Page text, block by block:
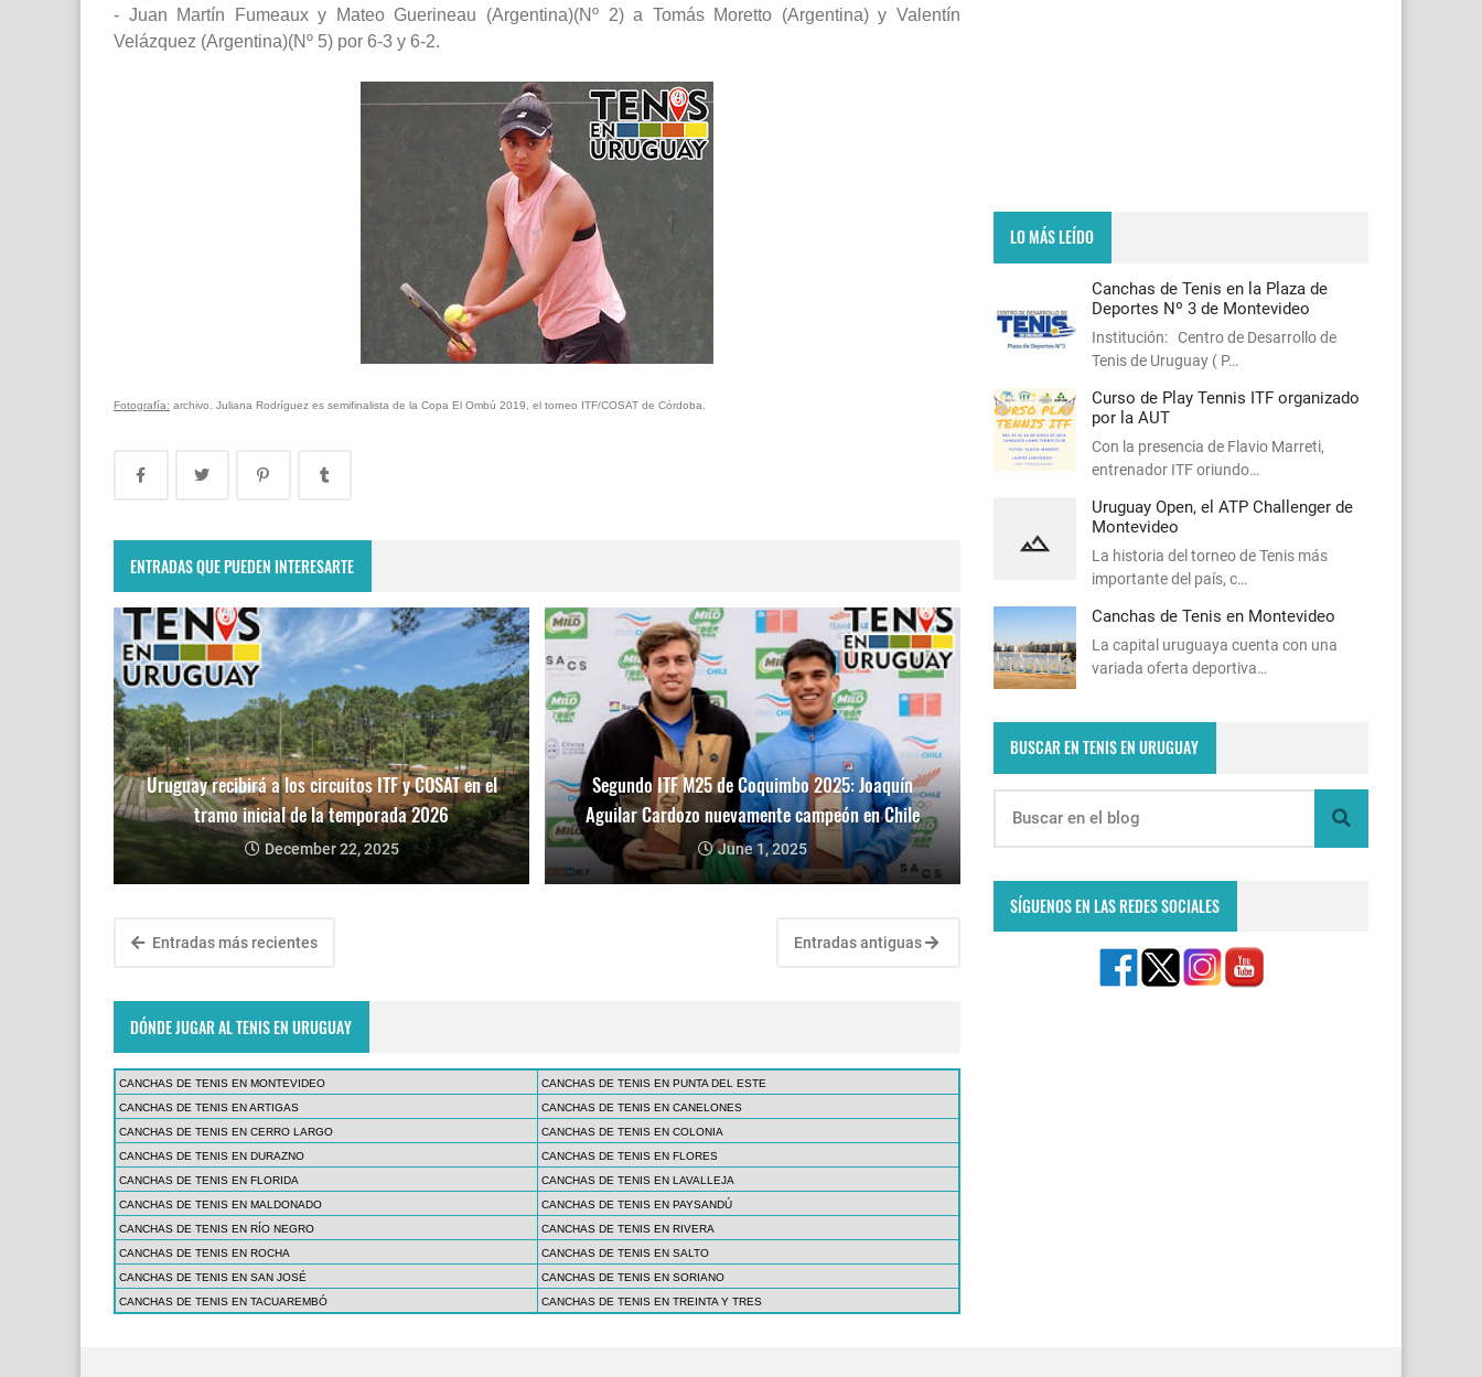
- Juan Martín Fumeaux y Mateo Guerineau (Argentina)(Nº 2) a Tomás Moretto (Argentina) y Valentín
Velázquez (Argentina)(Nº 5) por 6-3 y 6-2.
Fotografía: archivo. Juliana Rodríguez es semifinalista de la Copa El Ombú 2019, el torneo ITF/COSAT de Córdoba.
ENTRADAS QUE PUEDEN INTERESARTE
Uruguay recibirá a los circuitos ITF y COSAT en el
tramo inicial de la temporada 2026
December 22, 2025
Segundo ITF M25 de Coquimbo 2025: Joaquín
Aguilar Cardozo nuevamente campeón en Chile
June 1, 2025
Entradas más recientes Entradas antiguas
DÓNDE JUGAR AL TENIS EN URUGUAY
CANCHAS DE TENIS EN MONTEVIDEO
CANCHAS DE TENIS EN PUNTA DEL ESTE
CANCHAS DE TENIS EN ARTIGAS
CANCHAS DE TENIS EN CANELONES
CANCHAS DE TENIS EN CERRO LARGO
CANCHAS DE TENIS EN COLONIA
CANCHAS DE TENIS EN DURAZNO
CANCHAS DE TENIS EN FLORES
CANCHAS DE TENIS EN FLORIDA
CANCHAS DE TENIS EN LAVALLEJA
CANCHAS DE TENIS EN MALDONADO
CANCHAS DE TENIS EN PAYSANDÚ
CANCHAS DE TENIS EN RÍO NEGRO
CANCHAS DE TENIS EN RIVERA
CANCHAS DE TENIS EN ROCHA
CANCHAS DE TENIS EN SALTO
CANCHAS DE TENIS EN SAN JOSÉ
CANCHAS DE TENIS EN SORIANO
CANCHAS DE TENIS EN TACUAREMBÓ
CANCHAS DE TENIS EN TREINTA Y TRES
LO MÁS LEÍDO
Canchas de Tenis en la Plaza de
Deportes Nº 3 de Montevideo
Institución: Centro de Desarrollo de
Tenis de Uruguay ( P…
Curso de Play Tennis ITF organizado
por la AUT
Con la presencia de Flavio Marreti,
entrenador ITF oriundo…
Uruguay Open, el ATP Challenger de
Montevideo
La historia del torneo de Tenis más
importante del país, c…
Canchas de Tenis en Montevideo
La capital uruguaya cuenta con una
variada oferta deportiva…
BUSCAR EN TENIS EN URUGUAY
SÍGUENOS EN LAS REDES SOCIALES